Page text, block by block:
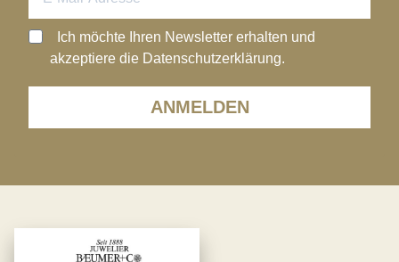
ANMELDEN
Ich möchte Ihren Newsletter erhalten und
akzeptiere die Datenschutzerklärung.